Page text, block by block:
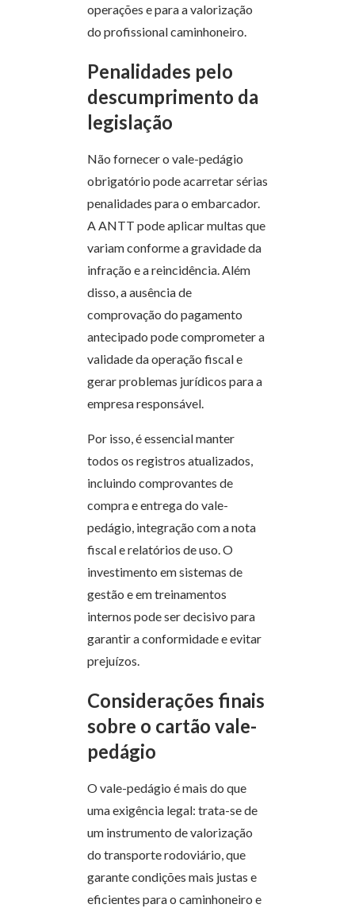
operações e para a valorização
do profissional caminhoneiro.
Penalidades pelo
descumprimento da
legislação
Não fornecer o vale-pedágio
obrigatório pode acarretar sérias
penalidades para o embarcador.
A ANTT pode aplicar multas que
variam conforme a gravidade da
infração e a reincidência. Além
disso, a ausência de
comprovação do pagamento
antecipado pode comprometer a
validade da operação fiscal e
gerar problemas jurídicos para a
empresa responsável.
Por isso, é essencial manter
todos os registros atualizados,
incluindo comprovantes de
compra e entrega do vale-
pedágio, integração com a nota
fiscal e relatórios de uso. O
investimento em sistemas de
gestão e em treinamentos
internos pode ser decisivo para
garantir a conformidade e evitar
prejuízos.
Considerações finais
sobre o cartão vale-
pedágio
O vale-pedágio é mais do que
uma exigência legal: trata-se de
um instrumento de valorização
do transporte rodoviário, que
garante condições mais justas e
eficientes para o caminhoneiro e